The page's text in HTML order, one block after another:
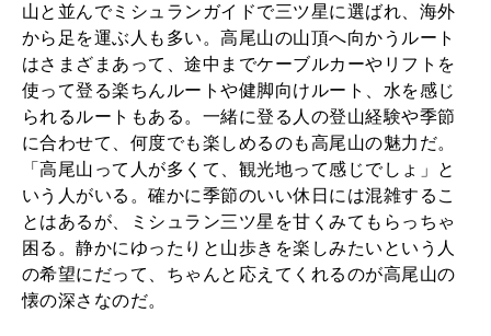
山と並んでミシュランガイドで三ツ星に選ばれ、海外
から足を運ぶ人も多い。高尾山の山頂へ向かうルート
はさまざまあって、途中までケーブルカーやリフトを
使って登る楽ちんルートや健脚向けルート、水を感じ
られるルートもある。一緒に登る人の登山経験や季節
に合わせて、何度でも楽しめるのも高尾山の魅力だ。
「高尾山って人が多くて、観光地って感じでしょ」と
いう人がいる。確かに季節のいい休日には混雑するこ
とはあるが、ミシュラン三ツ星を甘くみてもらっちゃ
困る。静かにゆったりと山歩きを楽しみたいという人
の希望にだって、ちゃんと応えてくれるのが高尾山の
懐の深さなのだ。